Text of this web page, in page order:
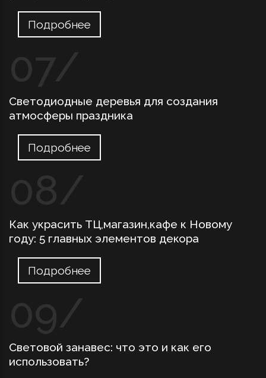
Подробнее
Светодиодные деревья для создания
атмосферы праздника
Подробнее
Как украсить ТЦ,магазин,кафе к Новому
году: 5 главных элементов декора
Подробнее
Световой занавес: что это и как его
использовать?